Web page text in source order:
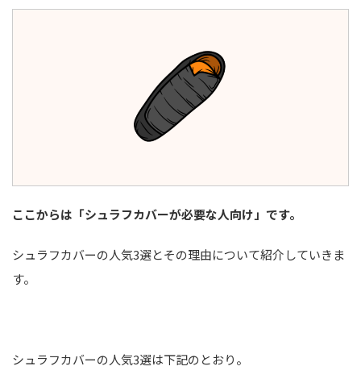
ここからは「シュラフカバーが必要な人向け」です。
シュラフカバーの人気3選とその理由について紹介していきま
す。
シュラフカバーの人気3選は下記のとおり。